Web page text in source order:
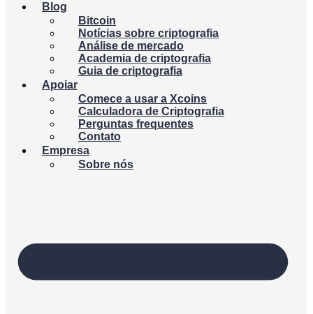
Blog
Bitcoin
Notícias sobre criptografia
Análise de mercado
Academia de criptografia
Guia de criptografia
Apoiar
Comece a usar a Xcoins
Calculadora de Criptografia
Perguntas frequentes
Contato
Empresa
Sobre nós